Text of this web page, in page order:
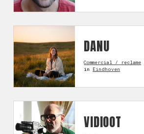
DANU
Commercial / reclame
in Eindhoven
VIDIOOT